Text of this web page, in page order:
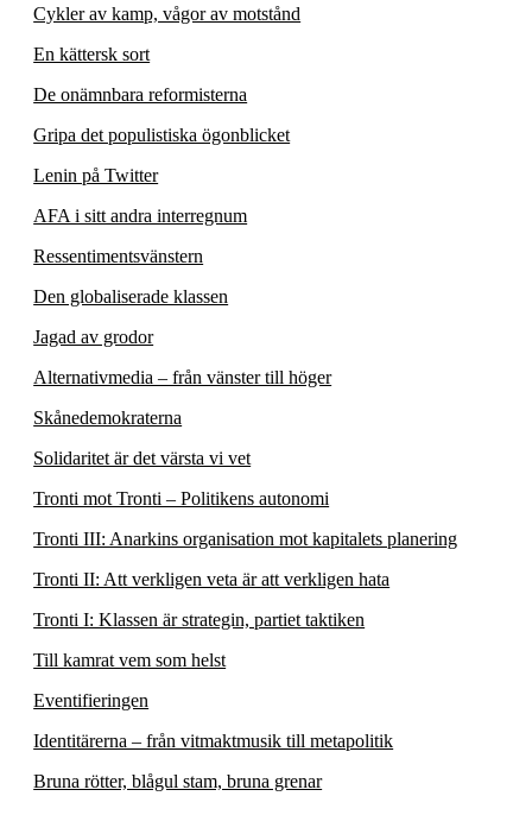
Cykler av kamp, vågor av motstånd
En kättersk sort
De onämnbara reformisterna
Gripa det populistiska ögonblicket
Lenin på Twitter
AFA i sitt andra interregnum
Ressentimentsvänstern
Den globaliserade klassen
Jagad av grodor
Alternativmedia – från vänster till höger
Skånedemokraterna
Solidaritet är det värsta vi vet
Tronti mot Tronti – Politikens autonomi
Tronti III: Anarkins organisation mot kapitalets planering
Tronti II: Att verkligen veta är att verkligen hata
Tronti I: Klassen är strategin, partiet taktiken
Till kamrat vem som helst
Eventifieringen
Identitärerna – från vitmaktmusik till metapolitik
Bruna rötter, blågul stam, bruna grenar